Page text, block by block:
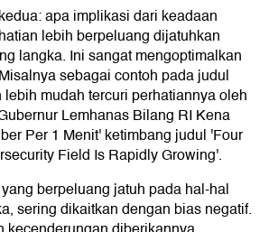
apa implikasi dari keadaan
lebih berpeluang dijatuhkan
langka. Ini sangat mengoptimalkan
sebagai contoh pada judul
mudah tercuri perhatiannya oleh
Lemhanas Bilang RI Kena
Per 1 Menit' ketimbang judul 'Four
Field Is Rapidly Growing'.
berpeluang jatuh pada hal-hal
sering dikaitkan dengan bias negatif.